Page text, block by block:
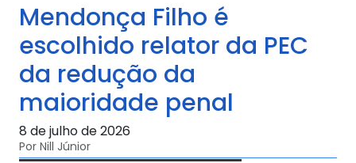
Mendonça Filho é
escolhido relator da PEC
da redução da
maioridade penal
8 de julho de 2026
Por Nill Júnior